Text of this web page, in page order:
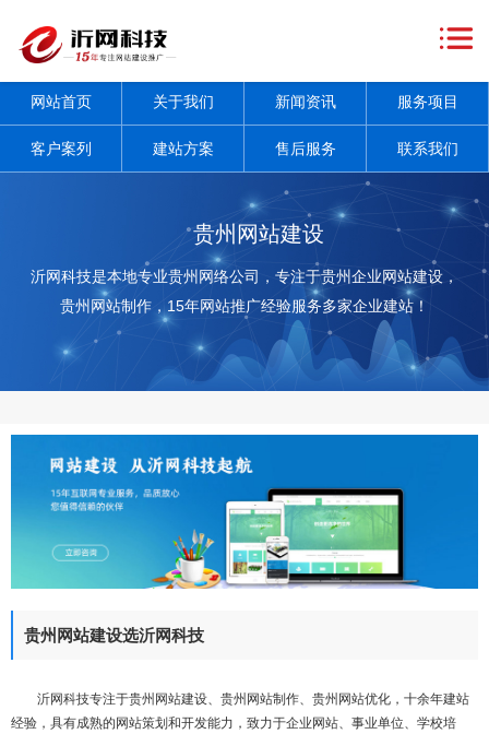
首
页
于
我
新
闻
服
网站首页 关于我们 新闻资讯 服务项目
客户案列 建站方案 售后服务 联系我们
贵州网站建设
沂网科技是本地专业贵州网络公司，专注于贵州企业网站建设，
贵州网站制作，15年网站推广经验服务多家企业建站！
贵州网站建设选沂网科技
沂网科技专注于贵州网站建设、贵州网站制作、贵州网站优化，十余年建站
经验，具有成熟的网站策划和开发能力，致力于企业网站、事业单位、学校培